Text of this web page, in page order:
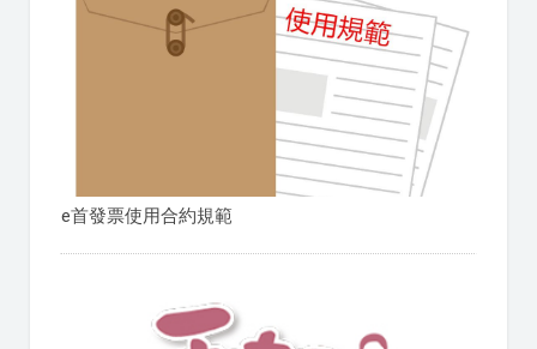
e首發票使用合約規範